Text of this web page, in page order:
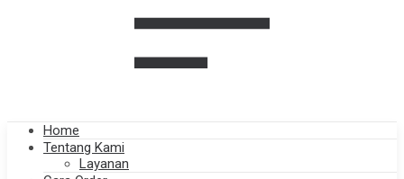
Home
Tentang Kami
Layanan